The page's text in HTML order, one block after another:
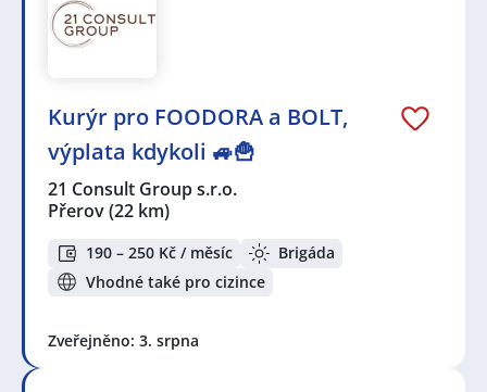
Kurýr pro FOODORA a BOLT,
výplata kdykoli 🚙🍟
21 Consult Group s.r.o.
Přerov(22 km)
190 – 250 Kč / měsíc
Brigáda
Vhodné také pro cizince
Zveřejněno: 3. srpna